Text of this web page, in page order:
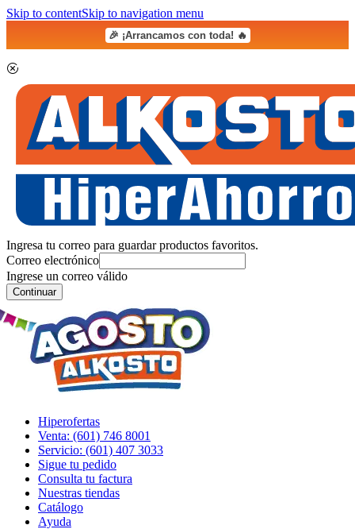
Skip to contentSkip to navigation menu
🎉 ¡Arrancamos con toda! 🔥
Ingresa tu correo para guardar productos favoritos.
Correo electrónico
Ingrese un correo válido
Continuar
Hiperofertas
Venta: (601) 746 8001
Servicio: (601) 407 3033
Sigue tu pedido
Consulta tu factura
Nuestras tiendas
Catálogo
Ayuda